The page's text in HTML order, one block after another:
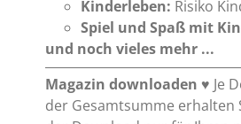
Kinderleben: Risiko
Spiel und Spaß mit
und noch vieles mehr ...
Magazin downloaden ♥ Je
der Gesamtsumme erhalten